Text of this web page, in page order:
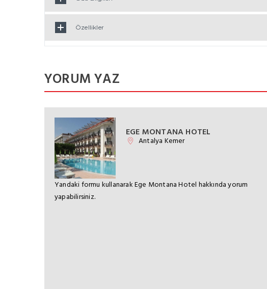
Özellikler
YORUM YAZ
EGE MONTANA HOTEL
Antalya Kemer
Yandaki formu kullanarak Ege Montana Hotel hakkında yorum
yapabilirsiniz.